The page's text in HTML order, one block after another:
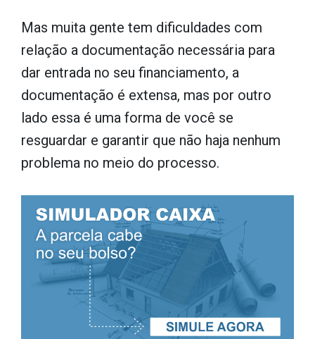
Mas muita gente tem dificuldades com
relação a documentação necessária para
dar entrada no seu financiamento, a
documentação é extensa, mas por outro
lado essa é uma forma de você se
resguardar e garantir que não haja nenhum
problema no meio do processo.